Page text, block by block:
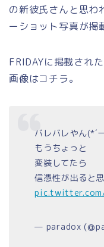
の新彼氏さんと思わ
ーショット写真が掲
FRIDAYに掲載され
画像はコチラ。
バレバレやん(*´
もうちょっと
変装してたら
信憑性が出ると
— paradox